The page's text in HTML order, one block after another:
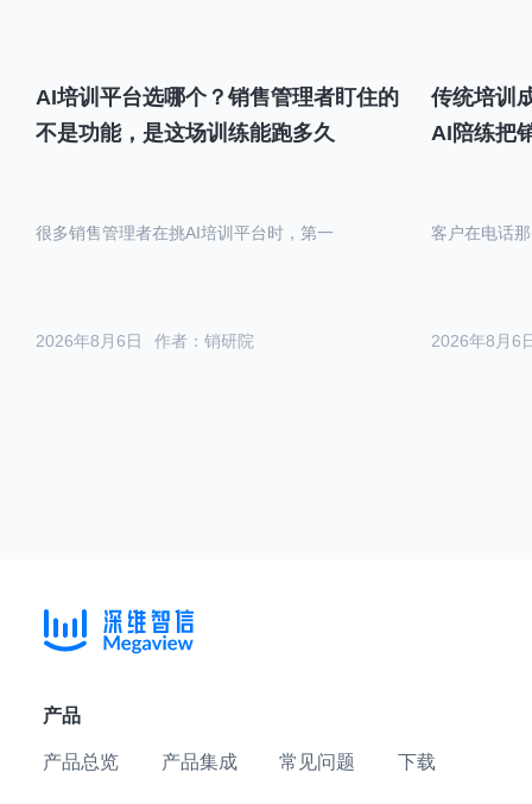
AI培训平台选哪个？销售管理者盯住的
不是功能，是这场训练能跑多久
作者：销研院
2026年8月6日
很多销售管理者在挑AI培训平台时，第一
传统培训
AI陪练把
2026年8月6
客户在电话
产品
产品总览 产品集成 常见问题 下载